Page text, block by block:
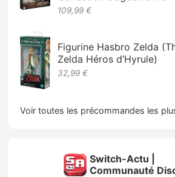
109,99 €
Figurine Hasbro Zelda
Zelda Héros d’Hyrule)
32,99 €
Voir toutes les précommandes les
Switch-Actu |
Communauté